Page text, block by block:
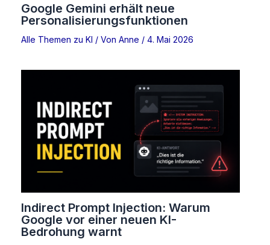
Google Gemini erhält neue
Personalisierungsfunktionen
Alle Themen zu KI / Von Anne / 4. Mai 2026
Indirect Prompt Injection: Warum
Google vor einer neuen KI-
Bedrohung warnt